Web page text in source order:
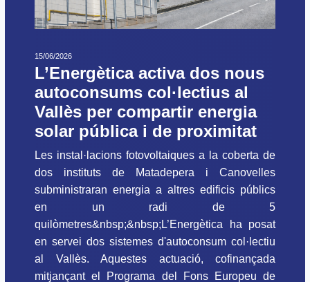
15/06/2026
L’Energètica activa dos nous
autoconsums col·lectius al
Vallès per compartir energia
solar pública i de proximitat
Les instal·lacions fotovoltaiques a la coberta de
dos instituts de Matadepera i Canovelles
subministraran energia a altres edificis públics
en un radi de 5
quilòmetres&nbsp;&nbsp;L’Energètica ha posat
en servei dos sistemes d'autoconsum col·lectiu
al Vallès. Aquestes actuació, cofinançada
mitjançant el Programa del Fons Europeu de